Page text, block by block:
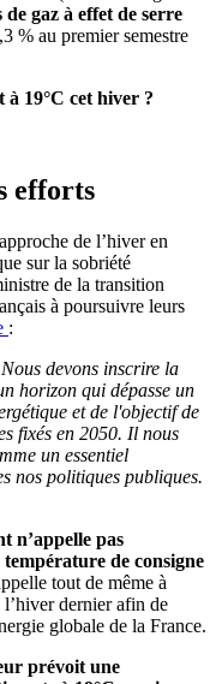
gaz à effet de serre
% au premier semestre
19°C cet hiver ?
efforts
de l’hiver en
sur la sobriété
de la transition
à poursuivre leurs
:
devons inscrire la
horizon qui dépasse un
et de l'objectif de
fixés en 2050. Il nous
un essentiel
nos politiques publiques.
n’appelle pas
de consigne
tout de même à
dernier afin de
globale de la France.
prévoit une